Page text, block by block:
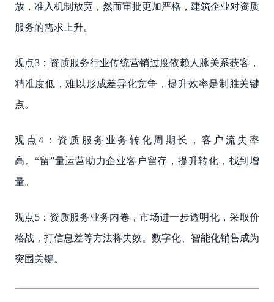
放，准入机制放宽，然而审批更加严格，建筑企业对资质
服务的需求上升。
观点3：资质服务行业传统营销过度依赖人脉关系获客，
精准度低，难以形成差异化竞争，提升效率是制胜关键
点。
观点4：资质服务业务转化周期长，客户流失率
高。“留”量运营助力企业客户留存，提升转化，找到增
量。
观点5：资质服务业务内卷，市场进一步透明化，采取价
格战，打信息差等方法将失效。数字化、智能化销售成为
突围关键。